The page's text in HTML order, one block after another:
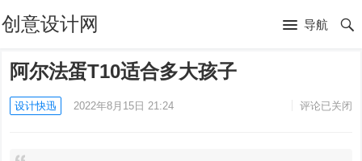
创意设计网 导航
阿尔法蛋T10适合多大孩子
设计快迅 2022年8月15日 21:24 评论已关闭